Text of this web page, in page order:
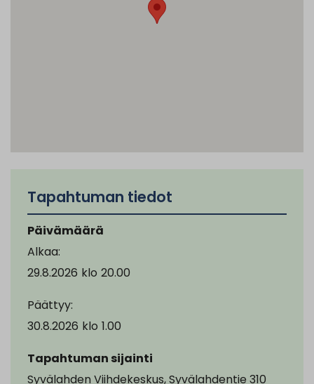
Tapahtuman tiedot
Päivämäärä
Alkaa:
29.8.2026 klo 20.00
Päättyy:
30.8.2026 klo 1.00
Tapahtuman sijainti
Syvälahden Viihdekeskus, Syvälahdentie 310